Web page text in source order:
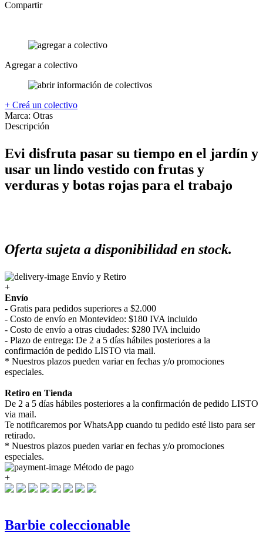
Compartir
Agregar a colectivo
+ Creá un colectivo
Marca: Otras
Descripción
Evi disfruta pasar su tiempo en el jardín y
usar un lindo vestido con frutas y
verduras y botas rojas para el trabajo
Oferta sujeta a disponibilidad en stock.
Envío y Retiro
+
Envío
- Gratis para pedidos superiores a $2.000
- Costo de envío en Montevideo: $180 IVA incluido
- Costo de envío a otras ciudades: $280 IVA incluido
- Plazo de entrega: De 2 a 5 días hábiles posteriores a la
confirmación de pedido LISTO via mail.
* Nuestros plazos pueden variar en fechas y/o promociones
especiales.
Retiro en Tienda
De 2 a 5 días hábiles posteriores a la confirmación de pedido LISTO
via mail.
Te notificaremos por WhatsApp cuando tu pedido esté listo para ser
retirado.
* Nuestros plazos pueden variar en fechas y/o promociones
especiales.
Método de pago
+
Barbie coleccionable